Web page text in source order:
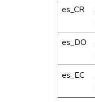
es_CR
es_DO
es_EC